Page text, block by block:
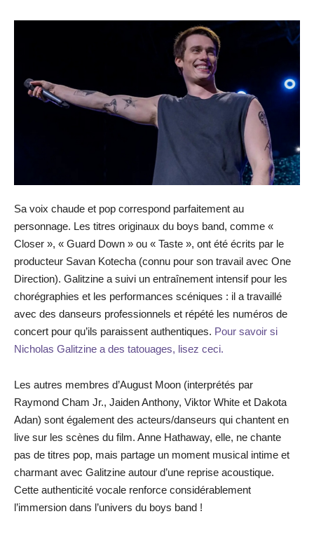
Sa voix chaude et pop correspond parfaitement au
personnage. Les titres originaux du boys band, comme «
Closer », « Guard Down » ou « Taste », ont été écrits par le
producteur Savan Kotecha (connu pour son travail avec One
Direction). Galitzine a suivi un entraînement intensif pour les
chorégraphies et les performances scéniques : il a travaillé
avec des danseurs professionnels et répété les numéros de
concert pour qu’ils paraissent authentiques. Pour savoir si
Nicholas Galitzine a des tatouages, lisez ceci.
Les autres membres d’August Moon (interprétés par
Raymond Cham Jr., Jaiden Anthony, Viktor White et Dakota
Adan) sont également des acteurs/danseurs qui chantent en
live sur les scènes du film. Anne Hathaway, elle, ne chante
pas de titres pop, mais partage un moment musical intime et
charmant avec Galitzine autour d’une reprise acoustique.
Cette authenticité vocale renforce considérablement
l’immersion dans l’univers du boys band !